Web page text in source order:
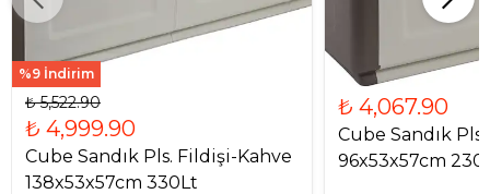
%9 İndirim
₺ 5,522.90
₺ 4,999.90
Cube Sandık Pls. Fildişi-Kahve
138x53x57cm 330Lt
₺ 4,067.90
Cube Sandık
96x53x57cm